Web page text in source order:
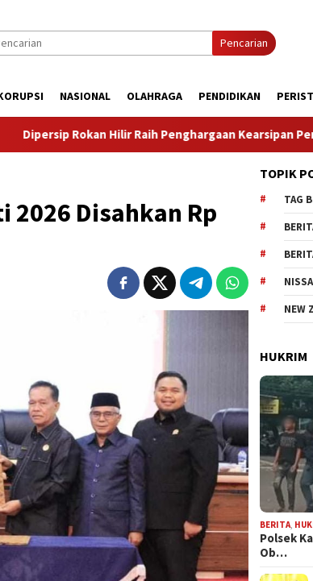
Pencarian
NASIONAL OLAHRAGA PENDIDIKAN
Raih Penghargaan Kearsipan Peringkat III Tingkat
2026 Disahkan Rp
TOPIK
TAG
NEW
HUKRIM
BERITA
Polsek
Ob…